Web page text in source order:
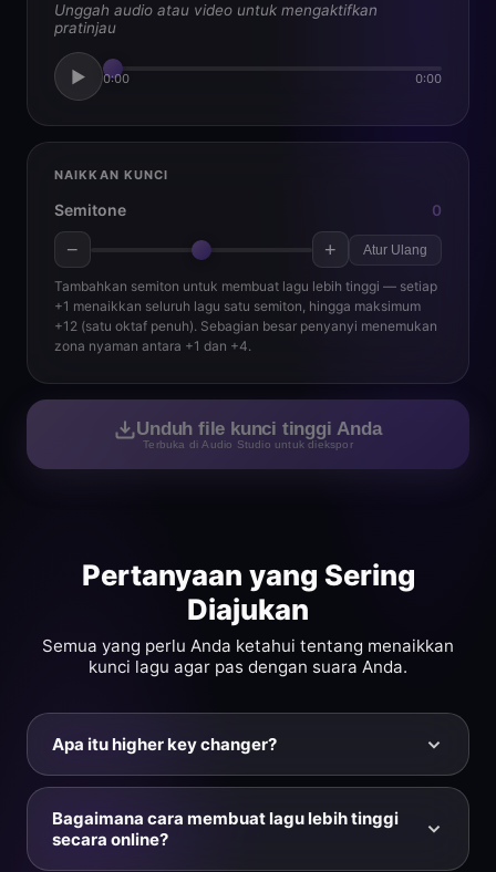
Unggah audio atau video untuk mengaktifkan
pratinjau
▶ 0:00 0:00
NAIKKAN KUNCI
Semitone 0
− + Atur Ulang
Tambahkan semiton untuk membuat lagu lebih tinggi — setiap
+1 menaikkan seluruh lagu satu semiton, hingga maksimum
+12 (satu oktaf penuh). Sebagian besar penyanyi menemukan
zona nyaman antara +1 dan +4.
Unduh file kunci tinggi Anda
Terbuka di Audio Studio untuk diekspor
Pertanyaan yang Sering
Diajukan
Semua yang perlu Anda ketahui tentang menaikkan
kunci lagu agar pas dengan suara Anda.
Apa itu higher key changer?
Higher key changer adalah alat online yang
membawa lagu ke kunci musik yang lebih tinggi
dengan menggeser nadanya naik per semiton —
Bagaimana cara membuat lagu lebih tinggi
secara online?